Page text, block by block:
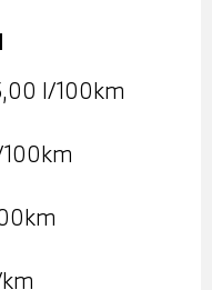
l/100km